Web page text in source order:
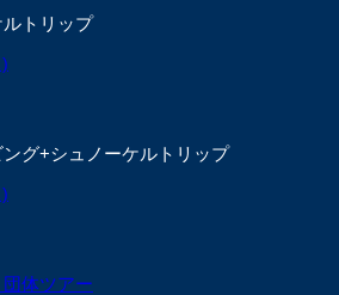
トリップ
グ+シュノーケルトリップ
体ツアー